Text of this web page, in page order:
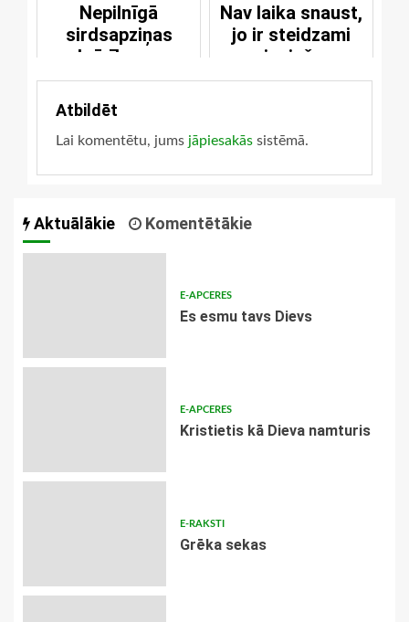
Nepilnīgā
sirdsapziņas
brīvība no
Bauslības
Nav laika snaust,
jo ir steidzami
nepieciešams
glābiņš
Atbildēt
Lai komentētu, jums jāpiesakās sistēmā.
Aktuālākie Komentētākie
E-APCERES
Es esmu tavs Dievs
E-APCERES
Kristietis kā Dieva namturis
E-RAKSTI
Grēka sekas